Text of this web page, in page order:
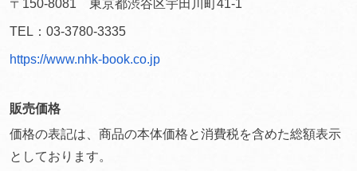
〒150-8081 東京都渋谷区宇田川町41-1
TEL：03-3780-3335
https://www.nhk-book.co.jp
販売価格
価格の表記は、商品の本体価格と消費税を含めた総額表示
としております。